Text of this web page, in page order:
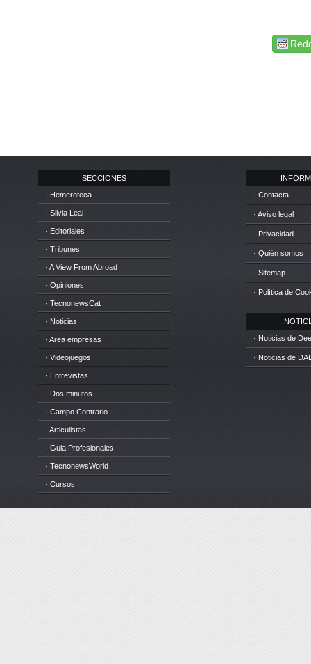
SECCIONES
· Hemeroteca
· Silvia Leal
· Editoriales
· Tribunes
· A View From Abroad
· Opiniones
· TecnonewsCat
· Noticias
· Area empresas
· Videojuegos
· Entrevistas
· Dos minutos
· Campo Contrario
· Articulistas
· Guia Profesionales
· TecnonewsWorld
· Cursos
· Contacta
· Aviso legal
· Privacidad
· Quién somos
· Sitemap
· Política de
· Noticias de
· Noticias de